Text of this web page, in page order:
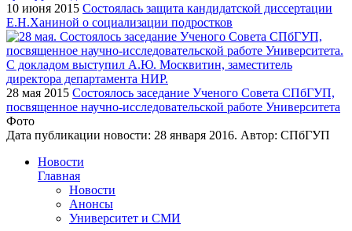
10 июня 2015 Состоялась защита кандидатской диссертации
Е.Н.Ханиной о социализации подростков
28 мая 2015 Состоялось заседание Ученого Совета СПбГУП,
посвященное научно-исследовательской работе Университета
Фото
Дата публикации новости: 28 января 2016. Автор: СПбГУП
Новости
Главная
Новости
Анонсы
Университет и СМИ